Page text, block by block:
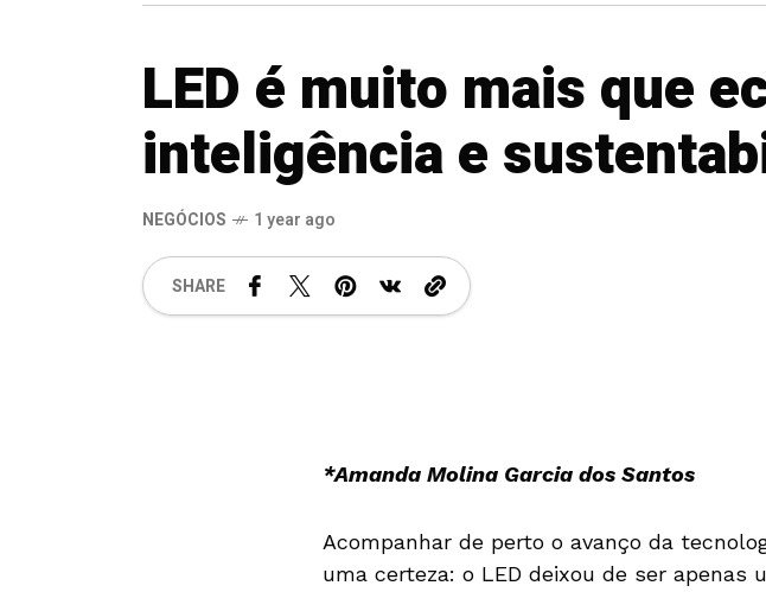
LED é muito mais que
inteligência e
NEGÓCIOS 1 year ago
SHARE
*Amanda Molina Garcia dos Santos
Acompanhar de perto o avanço da
uma certeza: o LED deixou de ser